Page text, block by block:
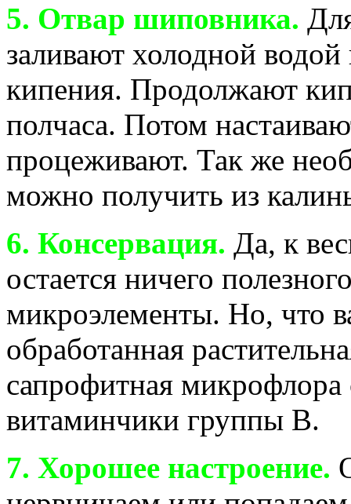
5. Отвар шиповника.
заливают холодной
кипения. Продолжают
полчаса. Потом
процеживают. Так же
можно получить из
6. Консервация. Да, к
остается ничего
микроэлементы. Но, что
обработанная
сапрофитная микрофлора
витаминчики группы В.
7. Хорошее настроение.